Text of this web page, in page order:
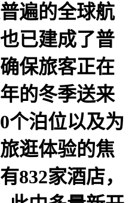
遍的全球航
已建成了普
保旅客正在
的冬季送来
个泊位以及为
逛体验的焦
832家酒店，